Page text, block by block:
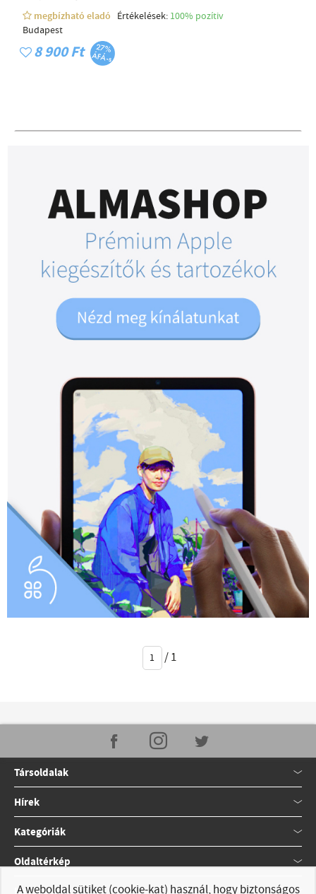
megbízható eladó
Értékelések: 100% pozítiv
Budapest
8 900 Ft
/1
Társoldalak
Hírek
Kategóriák
Oldaltérkép
A weboldal sütiket (cookie-kat) használ, hogy biztonságos